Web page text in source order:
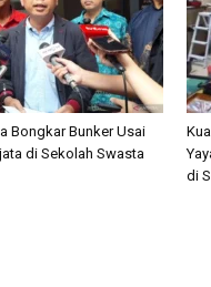
Bongkar Bunker Usai
di Sekolah Swasta
di